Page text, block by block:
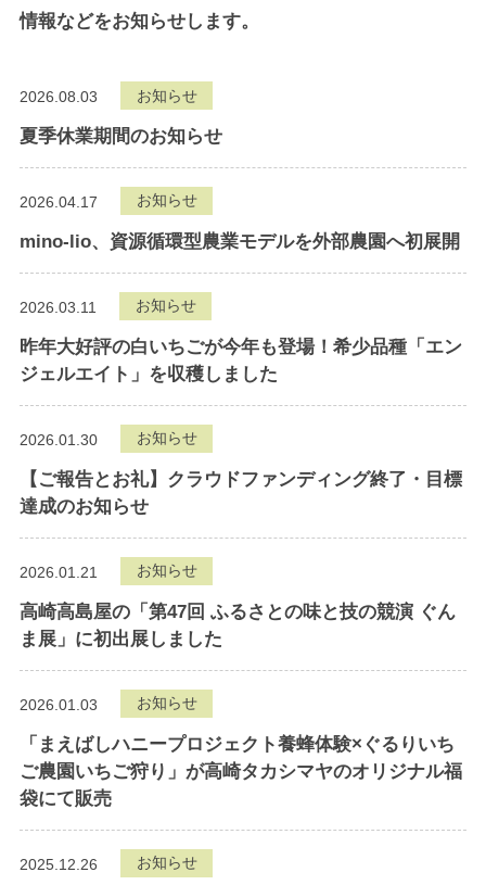
情報などをお知らせします。
2026.08.03 お知らせ
夏季休業期間のお知らせ
2026.04.17 お知らせ
mino-lio、資源循環型農業モデルを外部農園へ初展開
2026.03.11 お知らせ
昨年大好評の白いちごが今年も登場！希少品種「エン
ジェルエイト」を収穫しました
2026.01.30 お知らせ
【ご報告とお礼】クラウドファンディング終了・目標
達成のお知らせ
2026.01.21 お知らせ
高崎高島屋の「第47回 ふるさとの味と技の競演 ぐん
ま展」に初出展しました
2026.01.03 お知らせ
「まえばしハニープロジェクト養蜂体験×ぐるりいち
ご農園いちご狩り」が高崎タカシマヤのオリジナル福
袋にて販売
2025.12.26 お知らせ